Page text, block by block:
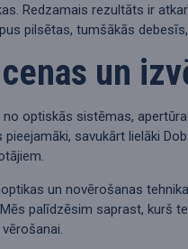
Redzamais rezultāts ir
pilsētas, tumšākās
un
optiskās sistēmas,
pieejamāki, savukārt lielāki
un novērošanas
palīdzēsim saprast, kurš